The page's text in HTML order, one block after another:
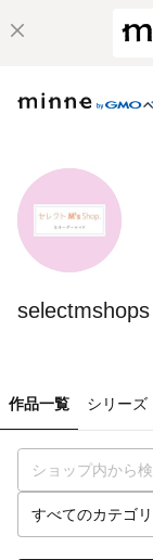
selectmshops
作品一覧 シリーズ